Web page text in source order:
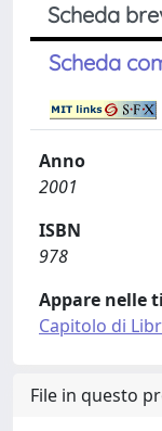
Scheda
Scheda
Anno
2001
ISBN
978
Appare nelle
Capitolo di
File in questo